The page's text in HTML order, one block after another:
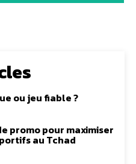
ou jeu fiable ?
promo pour maximiser
au Tchad